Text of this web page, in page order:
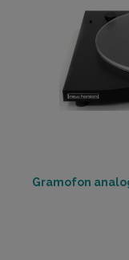
Gramofon